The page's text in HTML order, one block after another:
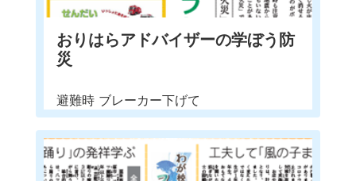
おりはらアドバイザーの学ぼう防
災
避難時 ブレーカー下げて